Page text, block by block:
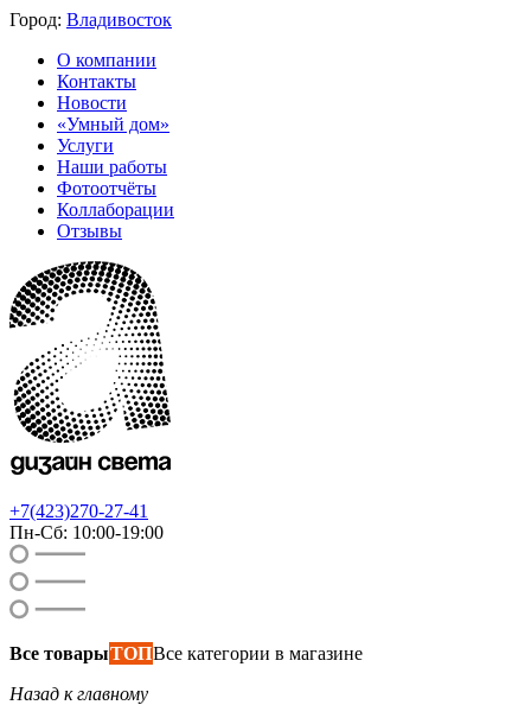
Город: Владивосток
О компании
Контакты
Новости
«Умный дом»
Услуги
Наши работы
Фотоотчёты
Коллаборации
Отзывы
+7(423)270-27-41
Пн-Сб: 10:00-19:00
Все товарыТОПВсе категории в магазине
Назад к главному